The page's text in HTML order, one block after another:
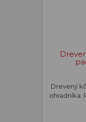
Drevený
ohradníka.